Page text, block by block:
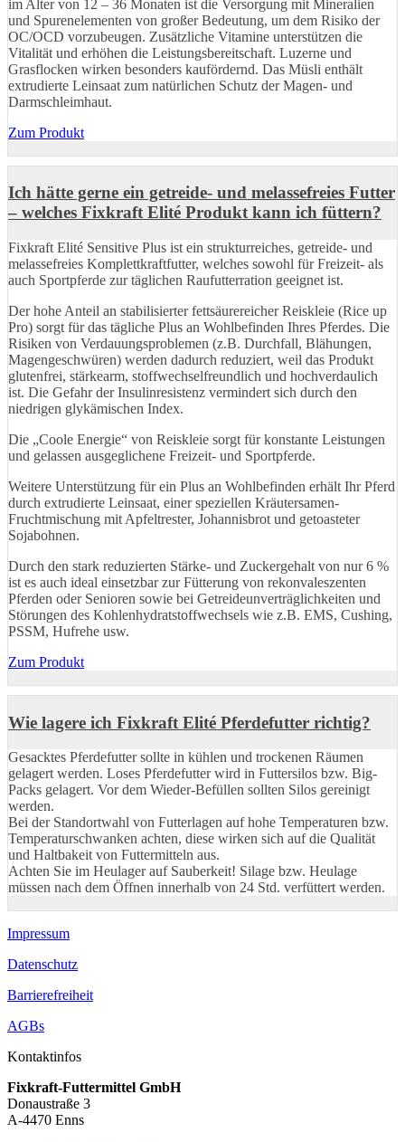
im Alter von 12 – 36 Monaten ist die Versorgung mit Mineralien
und Spurenelementen von großer Bedeutung, um dem Risiko der
OC/OCD vorzubeugen. Zusätzliche Vitamine unterstützen die
Vitalität und erhöhen die Leistungsbereitschaft. Luzerne und
Grasflocken wirken besonders kaufördernd. Das Müsli enthält
extrudierte Leinsaat zum natürlichen Schutz der Magen- und
Darmschleimhaut.
Zum Produkt
Ich hätte gerne ein getreide- und melassefreies Futter
– welches Fixkraft Elité Produkt kann ich füttern?
Fixkraft Elité Sensitive Plus ist ein strukturreiches, getreide- und
melassefreies Komplettkraftfutter, welches sowohl für Freizeit- als
auch Sportpferde zur täglichen Raufutterration geeignet ist.
Der hohe Anteil an stabilisierter fettsäurereicher Reiskleie (Rice up
Pro) sorgt für das tägliche Plus an Wohlbefinden Ihres Pferdes. Die
Risiken von Verdauungsproblemen (z.B. Durchfall, Blähungen,
Magengeschwüren) werden dadurch reduziert, weil das Produkt
glutenfrei, stärkearm, stoffwechselfreundlich und hochverdaulich
ist. Die Gefahr der Insulinresistenz vermindert sich durch den
niedrigen glykämischen Index.
Die „Coole Energie“ von Reiskleie sorgt für konstante Leistungen
und gelassen ausgeglichene Freizeit- und Sportpferde.
Weitere Unterstützung für ein Plus an Wohlbefinden erhält Ihr Pferd
durch extrudierte Leinsaat, einer speziellen Kräutersamen-
Fruchtmischung mit Apfeltrester, Johannisbrot und getoasteter
Sojabohnen.
Durch den stark reduzierten Stärke- und Zuckergehalt von nur 6 %
ist es auch ideal einsetzbar zur Fütterung von rekonvaleszenten
Pferden oder Senioren sowie bei Getreideunverträglichkeiten und
Störungen des Kohlenhydratstoffwechsels wie z.B. EMS, Cushing,
PSSM, Hufrehe usw.
Zum Produkt
Wie lagere ich Fixkraft Elité Pferdefutter richtig?
Gesacktes Pferdefutter sollte in kühlen und trockenen Räumen
gelagert werden. Loses Pferdefutter wird in Futtersilos bzw. Big-
Packs gelagert. Vor dem Wieder-Befüllen sollten Silos gereinigt
werden.
Bei der Standortwahl von Futterlagen auf hohe Temperaturen bzw.
Temperaturschwanken achten, diese wirken sich auf die Qualität
und Haltbakeit von Futtermitteln aus.
Achten Sie im Heulager auf Sauberkeit! Silage bzw. Heulage
müssen nach dem Öffnen innerhalb von 24 Std. verfüttert werden.
Impressum
Datenschutz
Barrierefreiheit
AGBs
Kontaktinfos
Fixkraft-Futtermittel GmbH
Donaustraße 3
A-4470 Enns